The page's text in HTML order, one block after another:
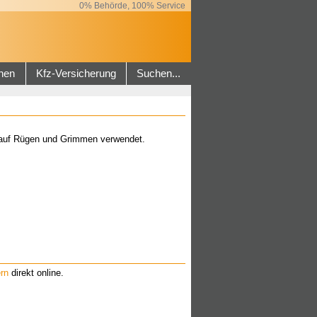
0% Behörde, 100% Service
Kfz-Versicherung Suchen...
Rügen und Grimmen verwendet.
direkt online.